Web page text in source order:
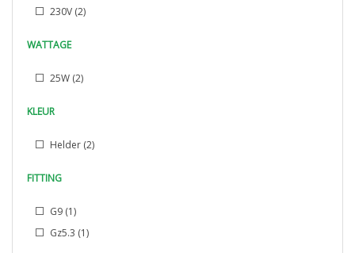
230V (2)
WATTAGE
25W (2)
KLEUR
Helder (2)
FITTING
G9 (1)
Gz5.3 (1)